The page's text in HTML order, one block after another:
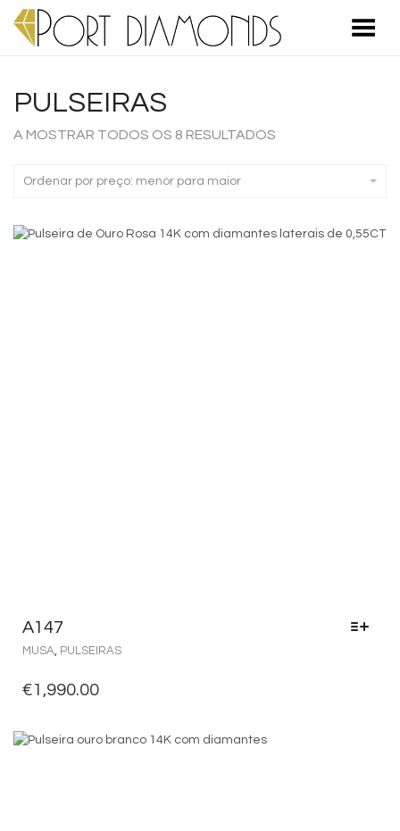
Toggle Menu
PULSEIRAS
A MOSTRAR TODOS OS 8 RESULTADOS
Ordenar por preço: menor para maior
A147
MUSA, PULSEIRAS
€1,990.00